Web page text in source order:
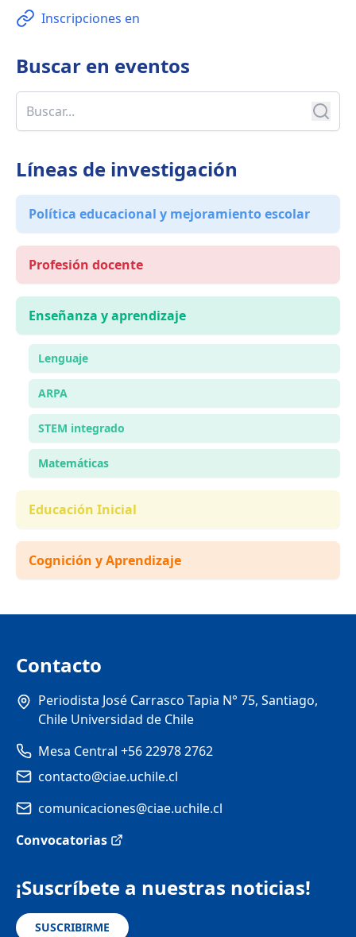
Inscripciones en
Buscar en eventos
Líneas de investigación
Política educacional y mejoramiento escolar
Profesión docente
Enseñanza y aprendizaje
Lenguaje
ARPA
STEM integrado
Matemáticas
Educación Inicial
Cognición y Aprendizaje
Contacto
Periodista José Carrasco Tapia N° 75, Santiago,
Chile Universidad de Chile
Mesa Central +56 22978 2762
contacto@ciae.uchile.cl
comunicaciones@ciae.uchile.cl
Convocatorias
¡Suscríbete a nuestras noticias!
SUSCRIBIRME